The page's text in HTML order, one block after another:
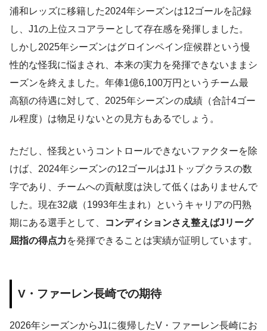
浦和レッズに移籍した2024年シーズンは12ゴールを記録
し、J1の上位スコアラーとして存在感を発揮しました。
しかし2025年シーズンはグロインペイン症候群という慢
性的な怪我に悩まされ、本来の実力を発揮できないままシ
ーズンを終えました。年俸1億6,100万円というチーム最
高額の待遇に対して、2025年シーズンの成績（合計4ゴー
ル程度）は物足りないとの見方もあるでしょう。
ただし、怪我というコントロールできないファクターを除
けば、2024年シーズンの12ゴールはJ1トップクラスの数
字であり、チームへの貢献度は決して低くはありませんで
した。現在32歳（1993年生まれ）というキャリアの円熟
期にある選手として、
コンディションさえ整えばJリーグ
屈指の得点力を発揮できることは実績が証明しています。
V・ファーレン長崎での期待
2026年シーズンからJ1に復帰したV・ファーレン長崎にお